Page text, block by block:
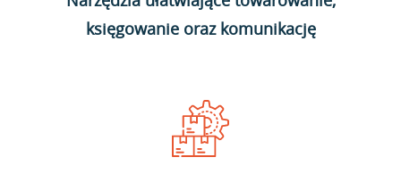
księgowanie oraz komunikację